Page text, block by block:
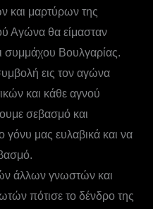
και μαρτύρων της
Αγώνα θα είμασταν
συμμάχου Βουλγαρίας.
εις τον αγώνα
και κάθε αγνού
σεβασμό και
γόνυ μας ευλαβικά και να
άλλων γνωστών και
πότισε το δένδρο της